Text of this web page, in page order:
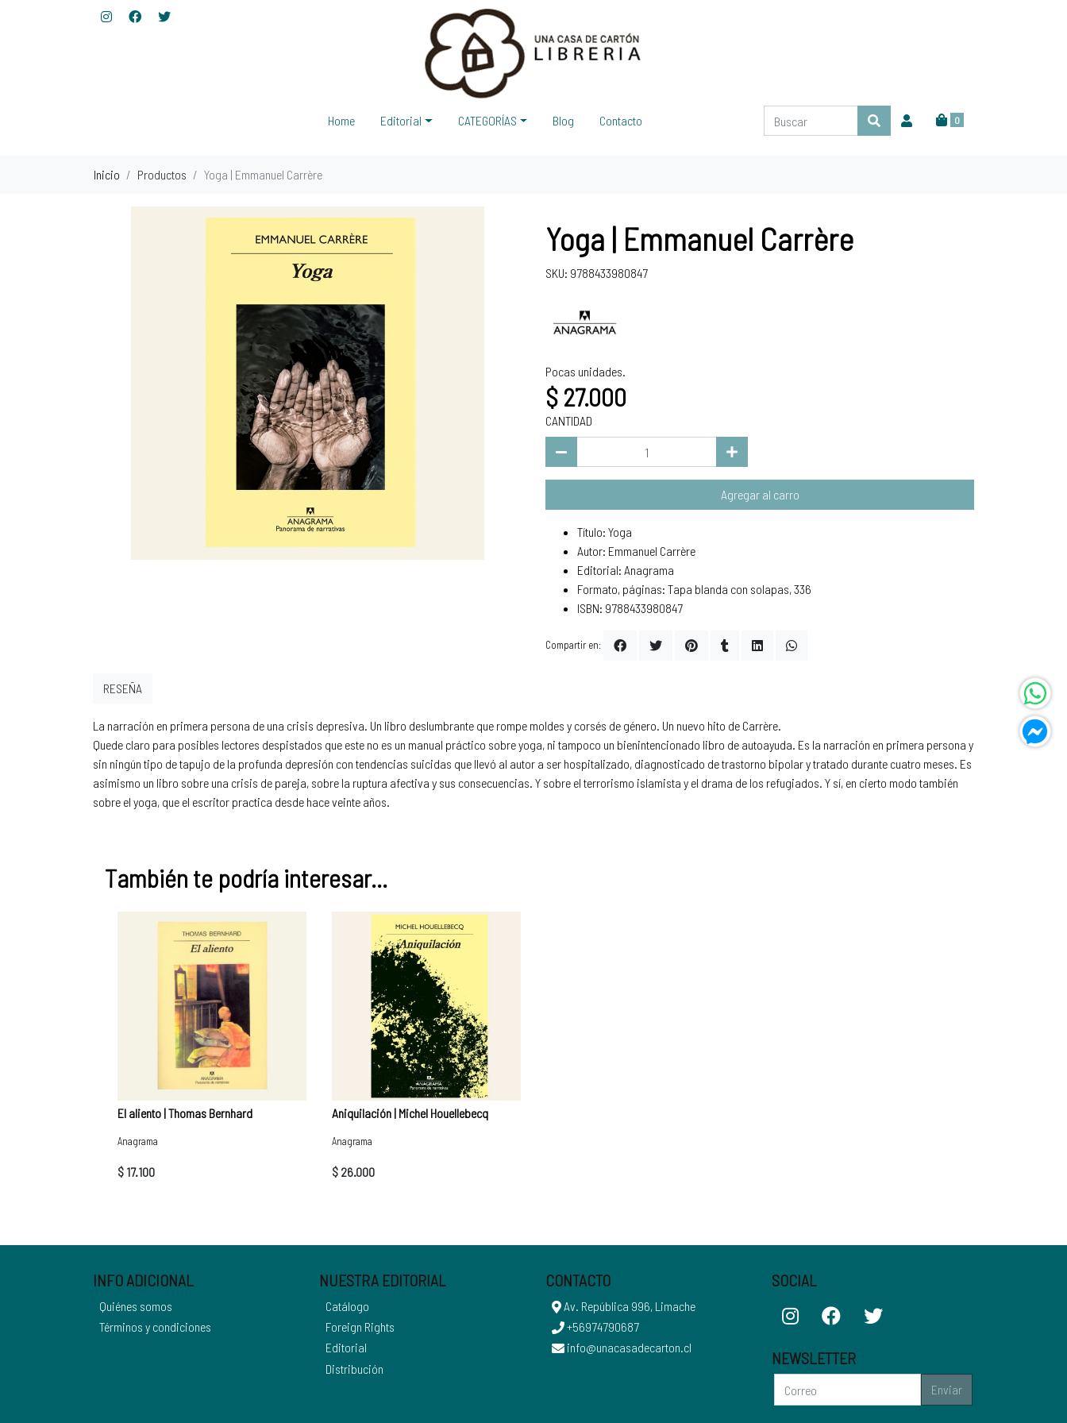
0
Home Editorial CATEGORÍAS Blog Contacto
Inicio Productos Yoga | Emmanuel Carrère
Yoga | Emmanuel Carrère
SKU: 9788433980847
Pocas unidades.
$ 27.000
CANTIDAD
Agregar al carro
Título: Yoga
Autor: Emmanuel Carrère
Editorial: Anagrama
Formato, páginas: Tapa blanda con solapas, 336
ISBN: 9788433980847
Compartir en:
La narración en primera persona de una crisis depresiva. Un libro deslumbrante que rompe moldes y corsés de género. Un nuevo hito de Carrère.
Quede claro para posibles lectores despistados que este no es un manual práctico sobre yoga, ni tampoco un bienintencionado libro de autoayuda. Es la narración en primera persona y
sin ningún tipo de tapujo de la profunda depresión con tendencias suicidas que llevó al autor a ser hospitalizado, diagnosticado de trastorno bipolar y tratado durante cuatro meses. Es
asimismo un libro sobre una crisis de pareja, sobre la ruptura afectiva y sus consecuencias. Y sobre el terrorismo islamista y el drama de los refugiados. Y sí, en cierto modo también
sobre el yoga, que el escritor practica desde hace veinte años.
RESEÑA
También te podría interesar...
El aliento | Thomas Bernhard
Anagrama
$ 17.100
Aniquilación | Michel Houellebecq
Anagrama
$ 26.000
INFO ADICIONAL
Quiénes somos
Términos y condiciones
NUESTRA EDITORIAL
Catálogo
Foreign Rights
Editorial
Distribución
CONTACTO
Av. República 996, Limache
+56974790687
info@unacasadecarton.cl
SOCIAL
NEWSLETTER
Enviar